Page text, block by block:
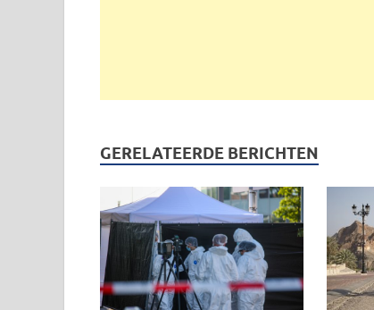
GERELATEERDE BERICHTEN